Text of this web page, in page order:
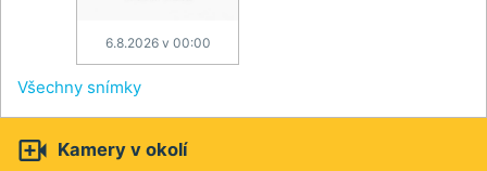
6.8.2026 v 00:00
Všechny snímky
 Kamery v okolí